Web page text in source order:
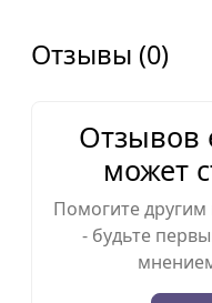
Отзывы (0)
может
Помогите
- будьте